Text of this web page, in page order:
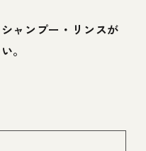
ャンプー・リンスが
。